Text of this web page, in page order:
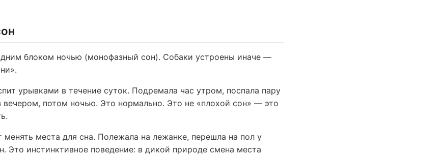
блоком ночью (монофазный сон). Собаки устроены иначе —
урывками в течение суток. Подремала час утром, поспала пару
вечером, потом ночью. Это нормально. Это не «плохой сон» — это
места для сна. Полежала на лежанке, перешла на пол у
Это инстинктивное поведение: в дикой природе смена места